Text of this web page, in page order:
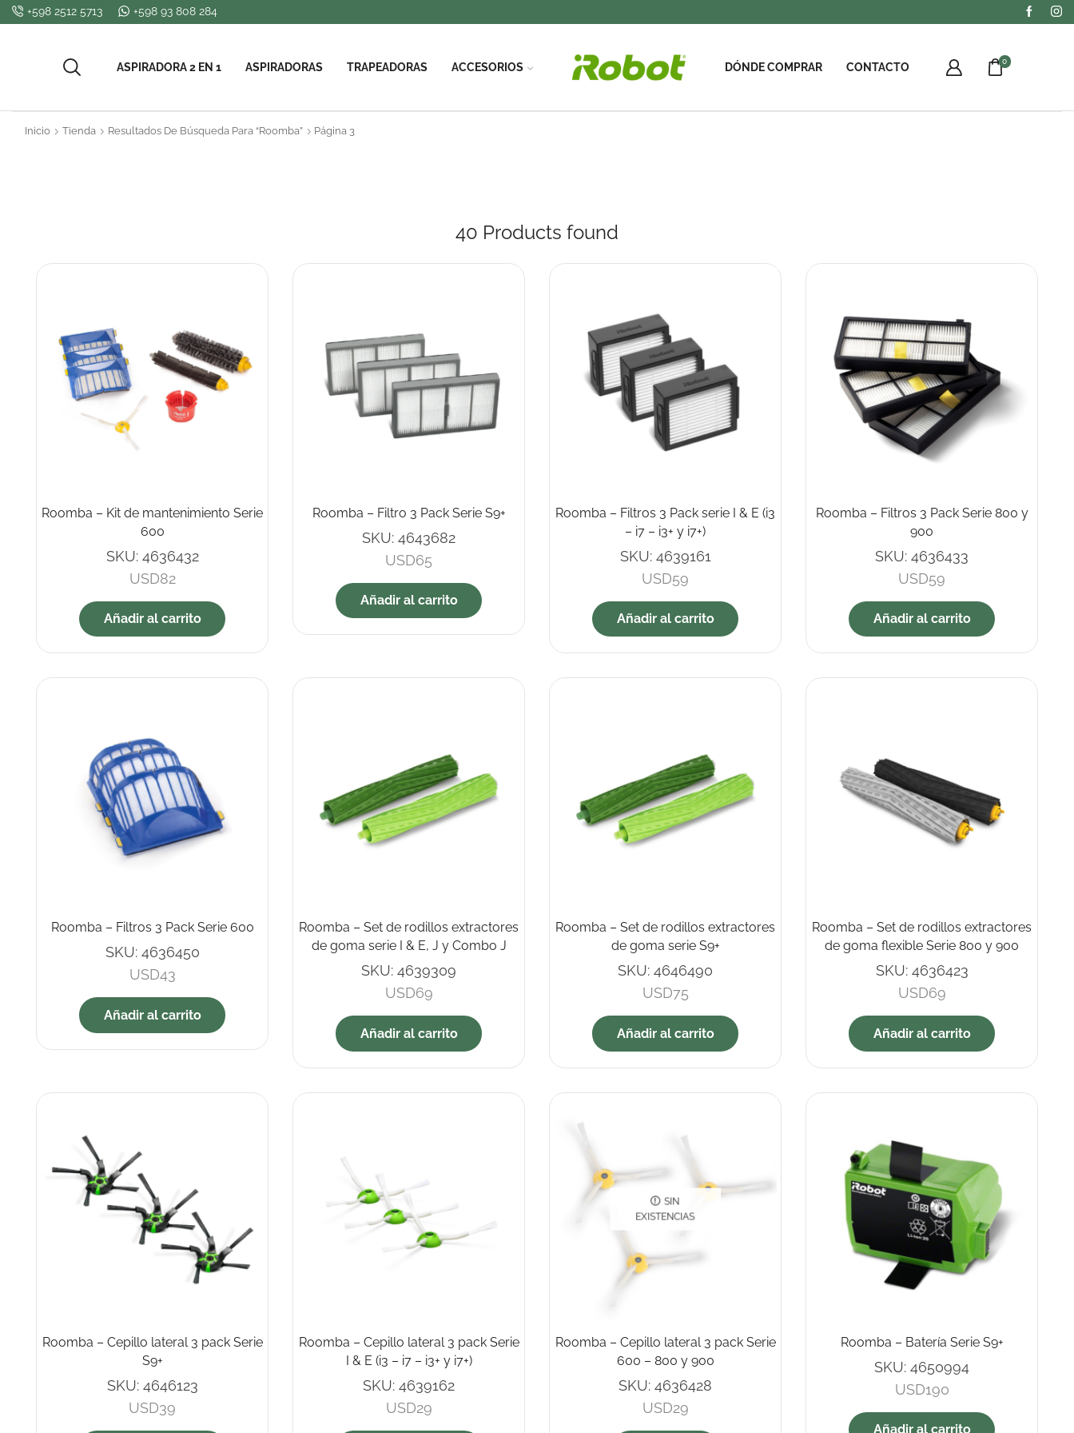
+598 2512 5713 +598 93 808 284
ASPIRADORA 2 EN 1 ASPIRADORAS TRAPEADORAS ACCESORIOS DÓNDE COMPRAR CONTACTO 0
Inicio Tienda Resultados De Búsqueda Para “Roomba” Página 3
40 Products found
Roomba – Kit de mantenimiento Serie
600
SKU: 4636432
USD82
Añadir al carrito
Roomba – Filtro 3 Pack Serie S9+
SKU: 4643682
USD65
Añadir al carrito
Roomba – Filtros 3 Pack serie I & E (i3
– i7 – i3+ y i7+)
SKU: 4639161
USD59
Añadir al carrito
Roomba – Filtros 3 Pack Serie 800 y
900
SKU: 4636433
USD59
Añadir al carrito
Roomba – Filtros 3 Pack Serie 600
SKU: 4636450
USD43
Añadir al carrito
Roomba – Set de rodillos extractores
de goma serie I & E, J y Combo J
SKU: 4639309
USD69
Añadir al carrito
Roomba – Set de rodillos extractores
de goma serie S9+
SKU: 4646490
USD75
Añadir al carrito
Roomba – Set de rodillos extractores
de goma flexible Serie 800 y 900
SKU: 4636423
USD69
Añadir al carrito
Roomba – Cepillo lateral 3 pack Serie
S9+
SKU: 4646123
USD39
Roomba – Cepillo lateral 3 pack Serie
I & E (i3 – i7 – i3+ y i7+)
SKU: 4639162
USD29
SIN
EXISTENCIAS
Roomba – Cepillo lateral 3 pack Serie
600 – 800 y 900
SKU: 4636428
USD29
Roomba – Batería Serie S9+
SKU: 4650994
USD190
Añadir al carrito